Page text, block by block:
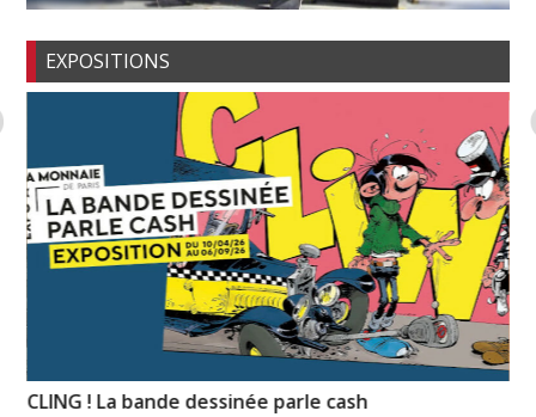
EXPOSITIONS
CLING ! La bande dessinée parle cash